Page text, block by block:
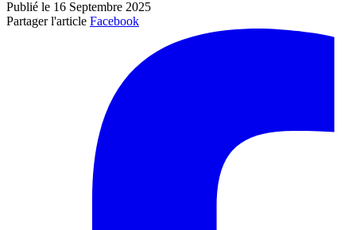
Publié le 16 Septembre 2025
Partager l'article Facebook